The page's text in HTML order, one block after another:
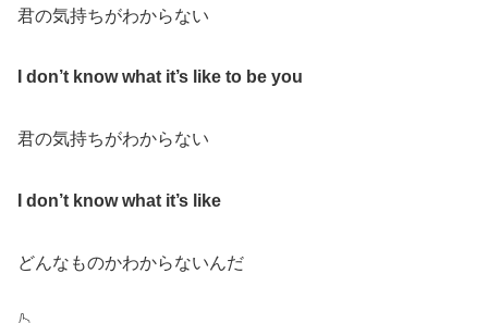
君の気持ちがわからない
I don’t know what it’s like to be you
君の気持ちがわからない
I don’t know what it’s like
どんなものかわからないんだ